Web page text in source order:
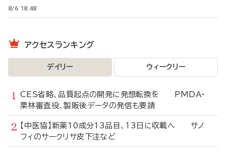
8/6 18:48
アクセスランキング
デイリー ウィークリー
CES省略、品質起点の開発に発想転換を PMDA・
栗林審査役、製販後データの発信も要請
【中医協】新薬10成分13品目、13日に収載へ サノ
フィのサークリサ皮下注など